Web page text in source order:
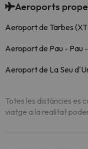
Aeroports
Aeroport de Tarbes
Aeroport de Pau - Pau
Aeroport de La Seu
Totes les distàncies es
viatge a la realitat